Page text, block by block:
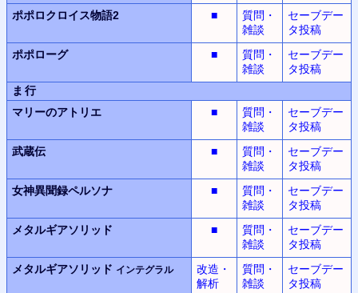
ポポロクロイス物語2
■
質問・
雑談
セーブデー
タ投稿
ポポローグ
■
質問・
雑談
セーブデー
タ投稿
ま行
マリーのアトリエ
■
質問・
雑談
セーブデー
タ投稿
武蔵伝
■
質問・
雑談
セーブデー
タ投稿
女神異聞録ペルソナ ■
質問・
雑談
セーブデー
タ投稿
メタルギアソリッド
■
質問・
雑談
セーブデー
タ投稿
メタルギアソリッド インテグラル
改造・
解析
質問・
雑談
セーブデー
タ投稿